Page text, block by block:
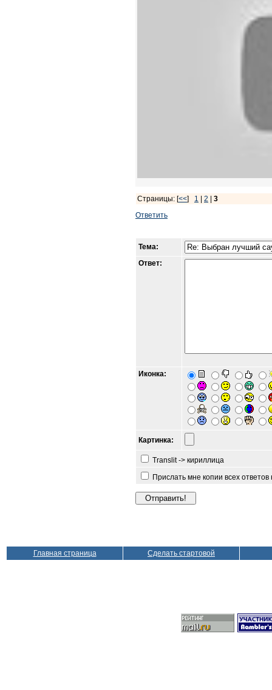
Страницы: [<<] 1 2
3
Ответить
Тема:
Ответ:
Иконка:
Картинка:
Translit -> кириллица
Прислать мне копии всех
Главная страница Сделать стартовой